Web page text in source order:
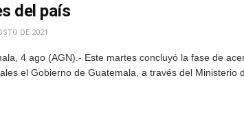
del país
DE 2021
4 ago (AGN).- Este martes concluyó la fase de
el Gobierno de Guatemala, a través del Ministerio